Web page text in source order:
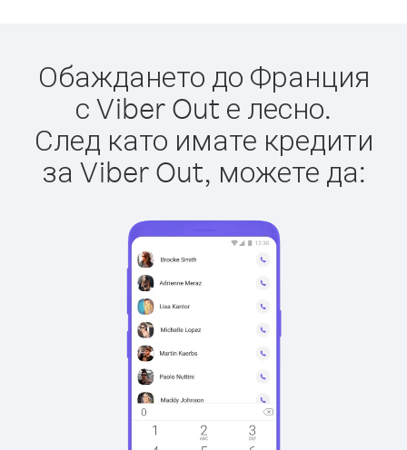
Обаждането до Франция
с Viber Out е лесно.
След като имате кредити
за Viber Out, можете да: